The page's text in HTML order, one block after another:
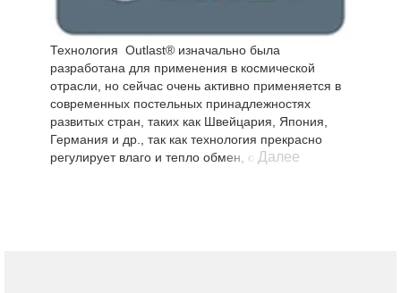
Технология Outlast® изначально была
разработана для применения в космической
отрасли, но сейчас очень активно применяется в
современных постельных принадлежностях
развитых стран, таких как Швейцария, Япония,
Германия и др., так как технология прекрасно
регулирует влаго и тепло обмен, обеспечивая
Далее